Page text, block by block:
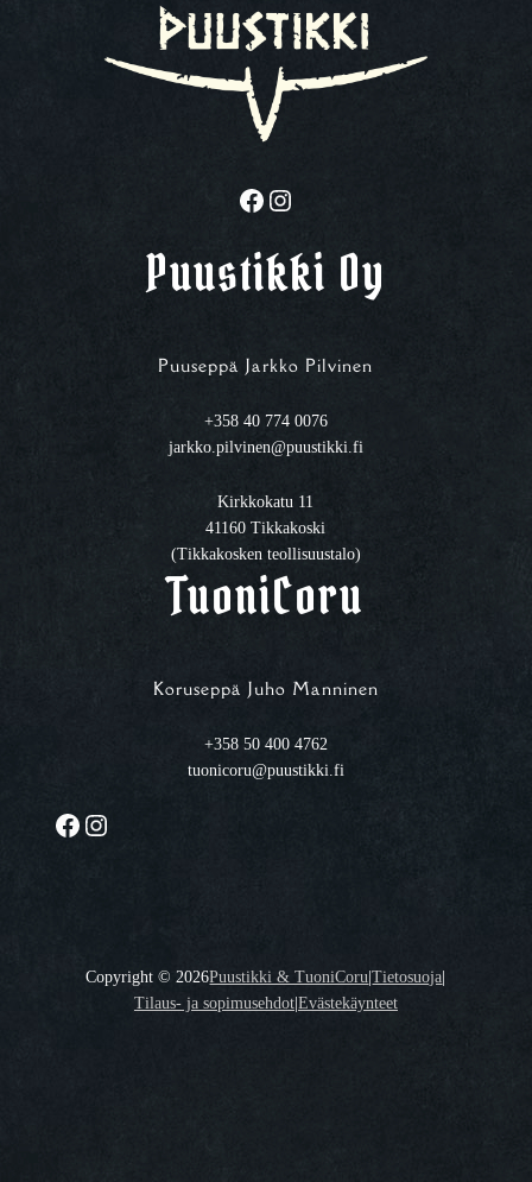
Facebook Instagram
Puustikki Oy
Puuseppä Jarkko Pilvinen
+358 40 774 0076
jarkko.pilvinen@puustikki.fi
Kirkkokatu 11
41160 Tikkakoski
(Tikkakosken teollisuustalo)
TuoniCoru
Koruseppä Juho Manninen
+358 50 400 4762
tuonicoru@puustikki.fi
Facebook Instagram
Copyright ©2026Puustikki & TuoniCoru|Tietosuoja|
Tilaus- ja sopimusehdot|Evästekäynteet